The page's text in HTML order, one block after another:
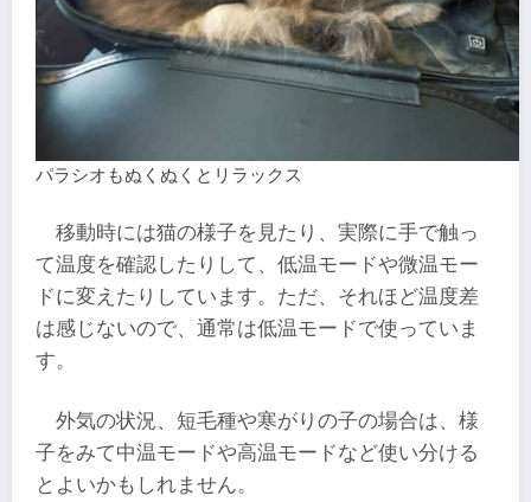
パラシオもぬくぬくとリラックス
移動時には猫の様子を見たり、実際に手で触っ
て温度を確認したりして、低温モードや微温モー
ドに変えたりしています。ただ、それほど温度差
は感じないので、通常は低温モードで使っていま
す。
外気の状況、短毛種や寒がりの子の場合は、様
子をみて中温モードや高温モードなど使い分ける
とよいかもしれません。